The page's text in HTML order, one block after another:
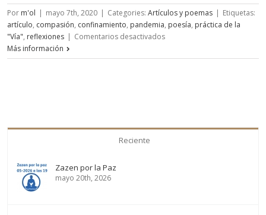
Por m'ol | mayo 7th, 2020 | Categories: Artículos y poemas | Etiquetas:
artículo, compasión, confinamiento, pandemia, poesía, práctica de la
"Vía", reflexiones | Comentarios desactivadosen
del
Más información
Reciente
Zazen por la Paz
mayo 20th, 2026